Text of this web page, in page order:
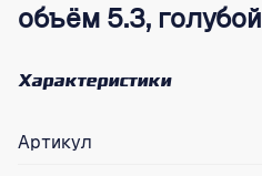
объём 5.3,
Характеристики
Артикул